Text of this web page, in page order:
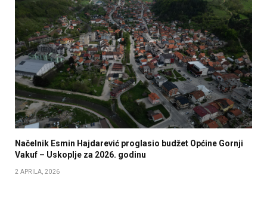
Načelnik Esmin Hajdarević proglasio budžet Općine Gornji
Vakuf – Uskoplje za 2026. godinu
2 APRILA, 2026